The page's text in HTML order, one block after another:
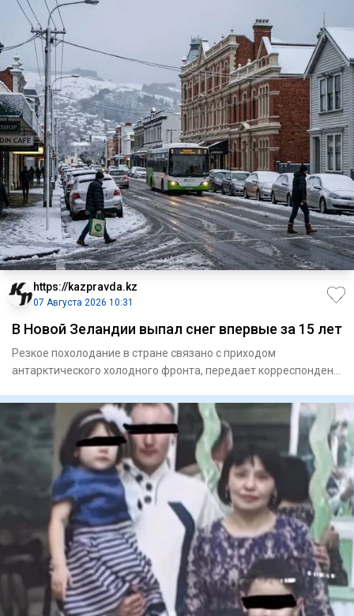
https://kazpravda.kz
07 Августа 2026 10:31
В Новой Зеландии выпал снег впервые за 15 лет
Резкое похолодание в стране связано с приходом
антарктического холодного фронта, передает корреспондент